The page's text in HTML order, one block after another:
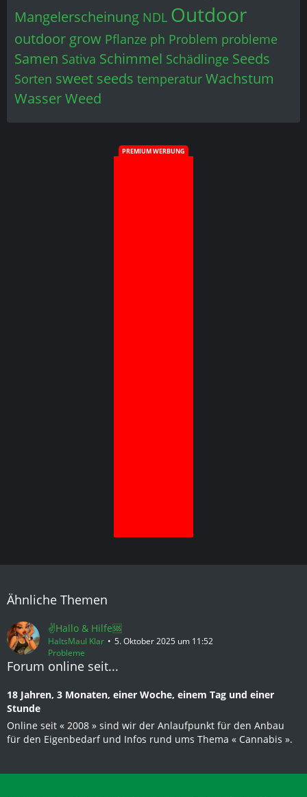
Mangelerscheinung NDL Outdoor
outdoor grow Pflanze ph Problem probleme
Samen Sativa Schimmel Schädlinge Seeds
Sorten sweet seeds temperatur Wachstum
WasserWeed
PREMIUM WERBUNG
Ähnliche Themen
✌️Hallo & Hilfe🆘️
HaltsMaul Klar
5. Oktober 2025 um 11:52
Probleme
Forum online seit...
18 Jahren, 3 Monaten, einer Woche, einem Tag und einer
Stunde
Online seit « 2008 » sind wir der Anlaufpunkt für den Anbau
für den Eigenbedarf und Infos rund ums Thema « Cannabis ».